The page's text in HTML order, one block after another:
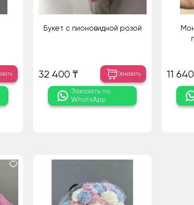
Букет с пионовидной розой
32 400 ₸ Заказать
Заказать по
WhatsApp
11